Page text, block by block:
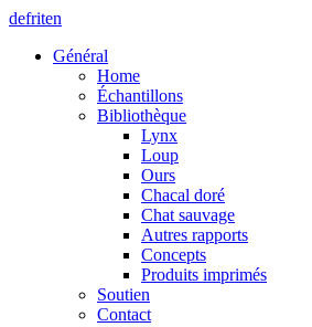
defriten
Général
Home
Échantillons
Bibliothèque
Lynx
Loup
Ours
Chacal doré
Chat sauvage
Autres rapports
Concepts
Produits imprimés
Soutien
Contact